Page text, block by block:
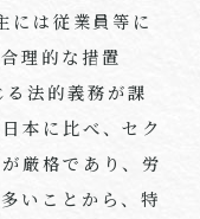
には従業員等に
理的な措置
法的義務が課
本に比べ、セク
厳格であり、労
いことから、特